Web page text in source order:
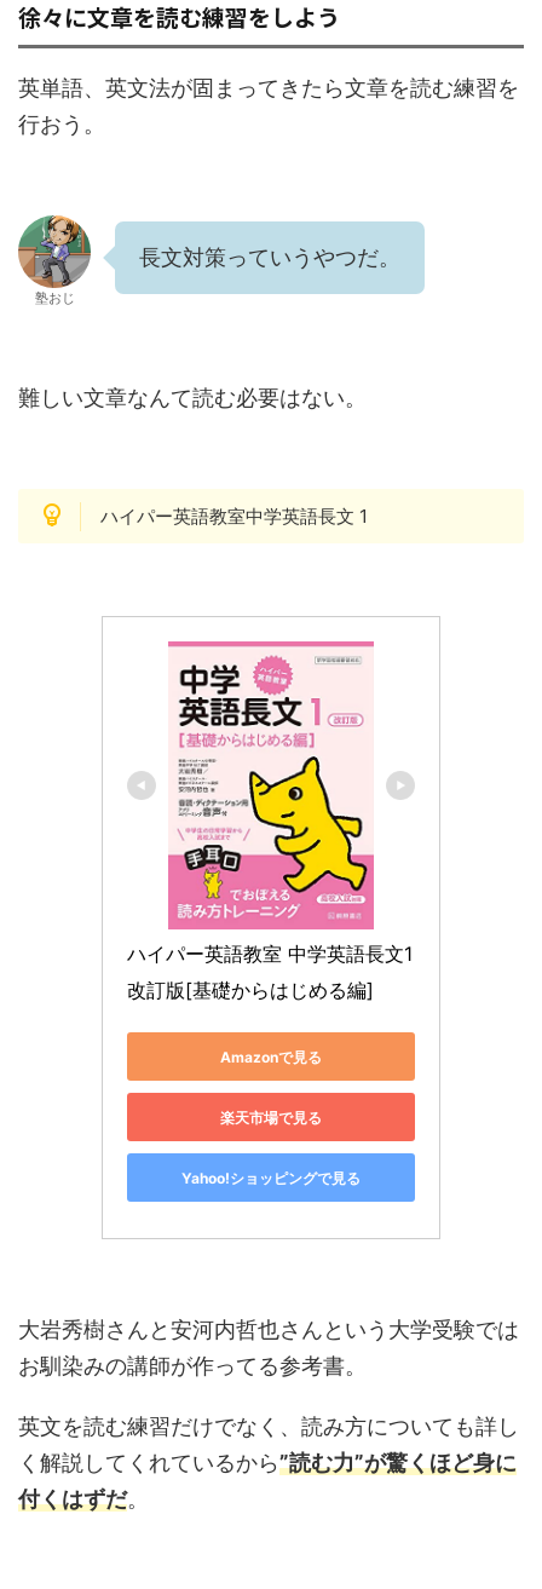
徐々に文章を読む練習をしよう
英単語、英文法が固まってきたら文章を読む練習を
行おう。
塾おじ
長文対策っていうやつだ。
難しい文章なんて読む必要はない。
ハイパー英語教室中学英語長文 1
ハイパー英語教室 中学英語長文1
改訂版[基礎からはじめる編]
Amazonで見る
楽天市場で見る
Yahoo!ショッピングで見る
大岩秀樹さんと安河内哲也さんという大学受験では
お馴染みの講師が作ってる参考書。
英文を読む練習だけでなく、読み方についても詳し
く解説してくれているから”読む力”が驚くほど身に
付くはずだ。